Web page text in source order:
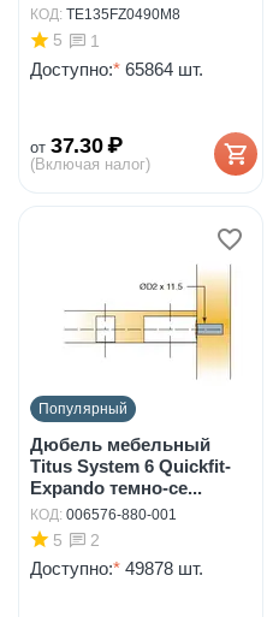
КОД: TE135FZ0490M8
5 1
Доступно:* 65864 шт.
от 37.30 ₽
(Включая налог)
Популярный
Дюбель мебельный
Titus System 6 Quickfit-
Expando темно-се...
КОД: 006576-880-001
5 2
Доступно:* 49878 шт.